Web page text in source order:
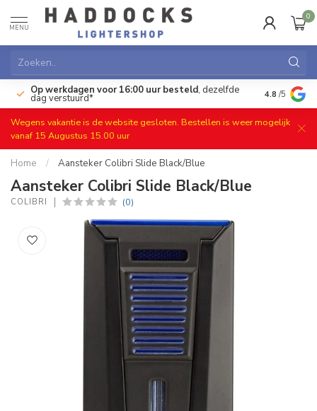
MENU
0
Op werkdagen voor 16:00 uur besteld, dezelfde
dag verstuurd* Gratis
4.8 /5
Wegens vakantie is de website gesloten. Bestellen is weer mogelijk
vanaf 15 Augustus 15.00 uur
Home / Aansteker Colibri Slide Black/Blue
Aansteker Colibri Slide Black/Blue
COLIBRI (0)